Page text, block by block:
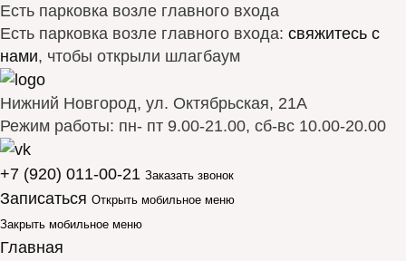
Есть парковка возле главного входа
Есть парковка возле главного входа: свяжитесь с
нами, чтобы открыли шлагбаум
Нижний Новгород, ул. Октябрьская, 21А
Режим работы: пн- пт 9.00-21.00, сб-вс 10.00-20.00
+7 (920) 011-00-21 Заказать звонок
Записаться Открыть мобильное меню
Закрыть мобильное меню
Главная